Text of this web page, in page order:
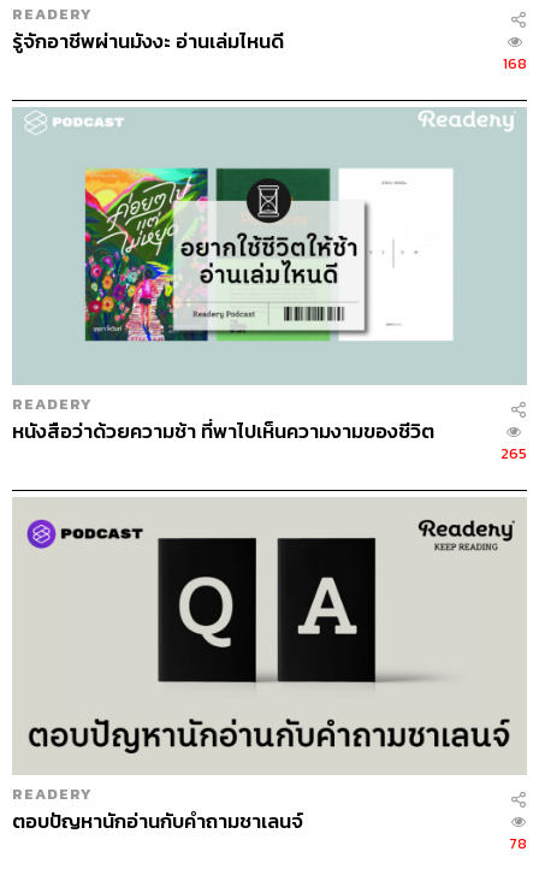
READERY
รู้จักอาชีพผ่านมังงะ อ่านเล่มไหนดี
168
READERY
หนังสือว่าด้วยความช้า ที่พาไปเห็นความงามของชีวิต
265
READERY
ตอบปัญหานักอ่านกับคำถามชาเลนจ์
78